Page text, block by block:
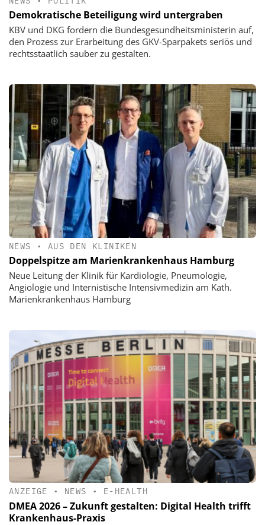
Demokratische Beteiligung wird untergraben
KBV und DKG fordern die Bundesgesundheitsministerin auf,
den Prozess zur Erarbeitung des GKV-Sparpakets seriös und
rechtsstaatlich sauber zu gestalten.
NEWS • AUS DEN KLINIKEN
Doppelspitze am Marienkrankenhaus Hamburg
Neue Leitung der Klinik für Kardiologie, Pneumologie,
Angiologie und Internistische Intensivmedizin am Kath.
Marienkrankenhaus Hamburg
ANZEIGE • NEWS • E-HEALTH
DMEA 2026 – Zukunft gestalten: Digital Health trifft
Krankenhaus-Praxis